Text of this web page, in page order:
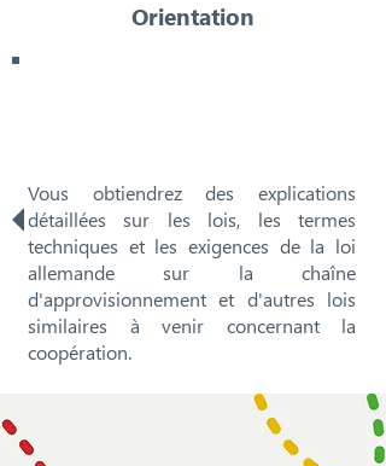
Orientation
Vous obtiendrez des explications
détaillées sur les lois, les termes
techniques et les exigences de la loi
allemande sur la chaîne
d'approvisionnement et d'autres lois
similaires à venir concernant la
coopération.